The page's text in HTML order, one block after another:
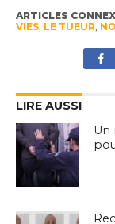
ARTICLES
VIES, LE TUEUR,
LIRE AUSSI
Un